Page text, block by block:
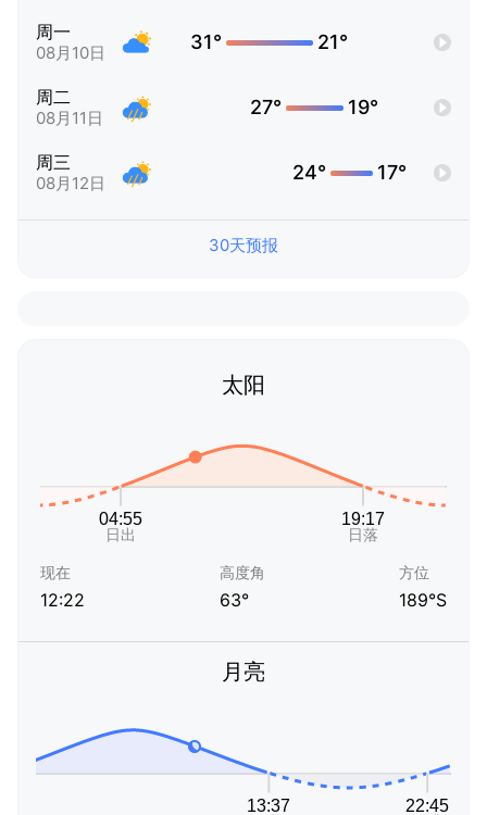
周一
08月10日 31° 21°
周二
08月11日 27° 19°
周三
08月12日 24° 17°
30天预报
太阳
现在
12:22
高度角
63°
方位
189°S
月亮